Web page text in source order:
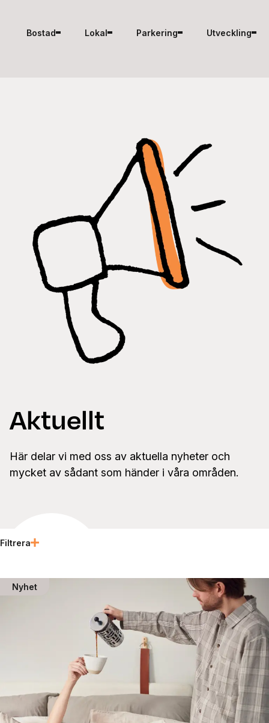
Bostad Lokal Parkering Utveckling
Aktuellt
Här delar vi med oss av aktuella nyheter och
mycket av sådant som händer i våra områden.
Filtrera
Senaste nyheterna
Nyhet